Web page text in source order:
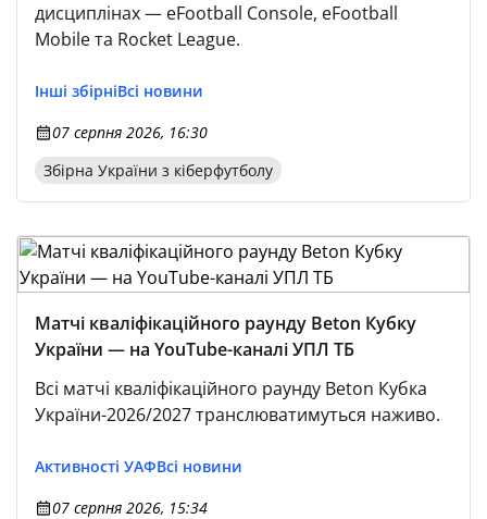
дисциплінах — eFootball Console, eFootball
Mobile та Rocket League.
Інші збірніВсі новини
07 серпня 2026, 16:30
Збірна України з кіберфутболу
Матчі кваліфікаційного раунду Beton Кубку
України — на YouTube-каналі УПЛ ТБ
Всі матчі кваліфікаційного раунду Beton Кубка
України-2026/2027 транслюватимуться наживо.
Активності УАФВсі новини
07 серпня 2026, 15:34